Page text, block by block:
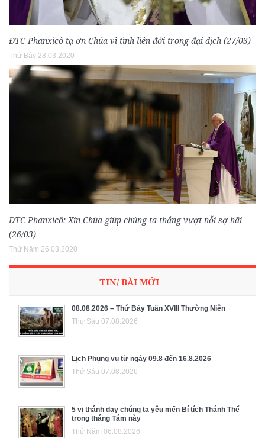
ĐTC Phanxicô tạ ơn Chúa vì tình liên đới trong đại dịch (27/03)
Thứ Bảy 28.03.2020
ĐTC Phanxicô: Xin Chúa giúp chúng ta thắng vượt nỗi sợ hãi
(26/03)
Thứ Năm 26.03.2020
TIN/ BÀI MỚI
08.08.2026 – Thứ Bảy Tuần XVIII Thường Niên
Thứ Sáu 07.08.2026
Lịch Phụng vụ từ ngày 09.8 đến 16.8.2026
Thứ Sáu 07.08.2026
5 vị thánh dạy chúng ta yêu mến Bí tích Thánh Thể
trong tháng Tám này
Thứ Năm 06.08.2026